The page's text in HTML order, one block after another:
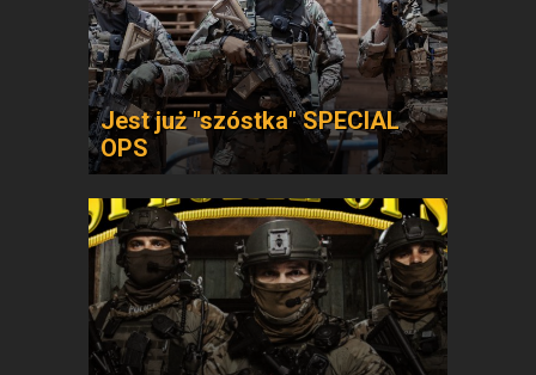
Jest już "szóstka" SPECIAL
OPS